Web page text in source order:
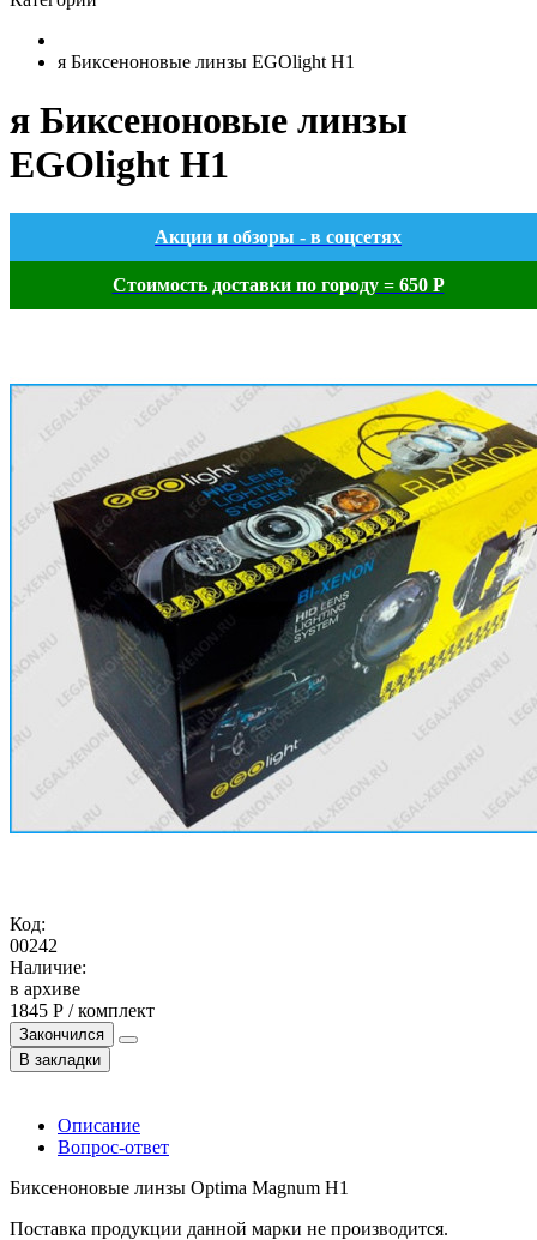
я Биксеноновые линзы EGOlight H1
я Биксеноновые линзы
EGOlight H1
Акции и обзоры - в соцсетях
Стоимость доставки по городу = 650 Р
Код:
00242
Наличие:
в архиве
1845 Р / комплект
Закончился
В закладки
Описание
Вопрос-ответ
Биксеноновые линзы Optima Magnum H1
Поставка продукции данной марки не производится.